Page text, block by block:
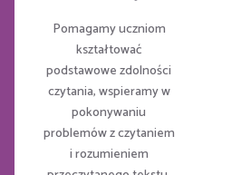
Pomagamy uczniom
kształtować
podstawowe zdolności
czytania, wspieramy w
pokonywaniu
problemów z czytaniem
i rozumieniem